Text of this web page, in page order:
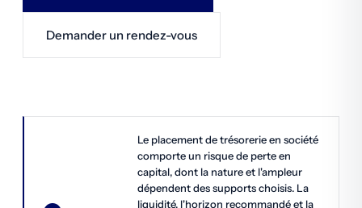
Demander un rendez-vous
Le placement de trésorerie en société
comporte un risque de perte en
capital, dont la nature et l'ampleur
dépendent des supports choisis. La
liquidité, l'horizon recommandé et la